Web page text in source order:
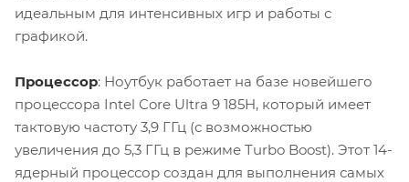
идеальным для интенсивных игр и работы с
графикой.
Процессор: Ноутбук работает на базе новейшего
процессора Intel Core Ultra 9 185H, который имеет
тактовую частоту 3,9 ГГц (с возможностью
увеличения до 5,3 ГГц в режиме Turbo Boost). Этот 14-
ядерный процессор создан для выполнения самых